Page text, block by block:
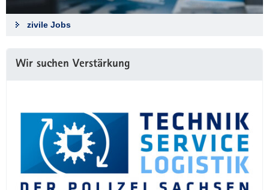
zivile Jobs
Wir suchen Verstärkung